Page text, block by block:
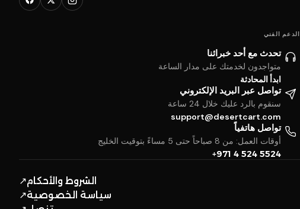
الدعم الفني
تحدث مع أحد خبرائنا
متواجدون لخدمتك على مدار الساعة
ابدأ المحادثة
تواصل عبر البريد الإلكتروني
سنقوم بالرد عليك خلال 24 ساعة
support@desertcart.com
تواصل هاتفياً
أوقات العمل: من 8 صباحاً حتى 5 مساءً بتوقيت الخليج
+971 4 524 5524
الشروط والأحكام↗
سياسة الخصوصية↗